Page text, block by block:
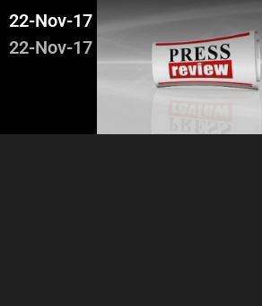
22-Nov-17
22-Nov-17